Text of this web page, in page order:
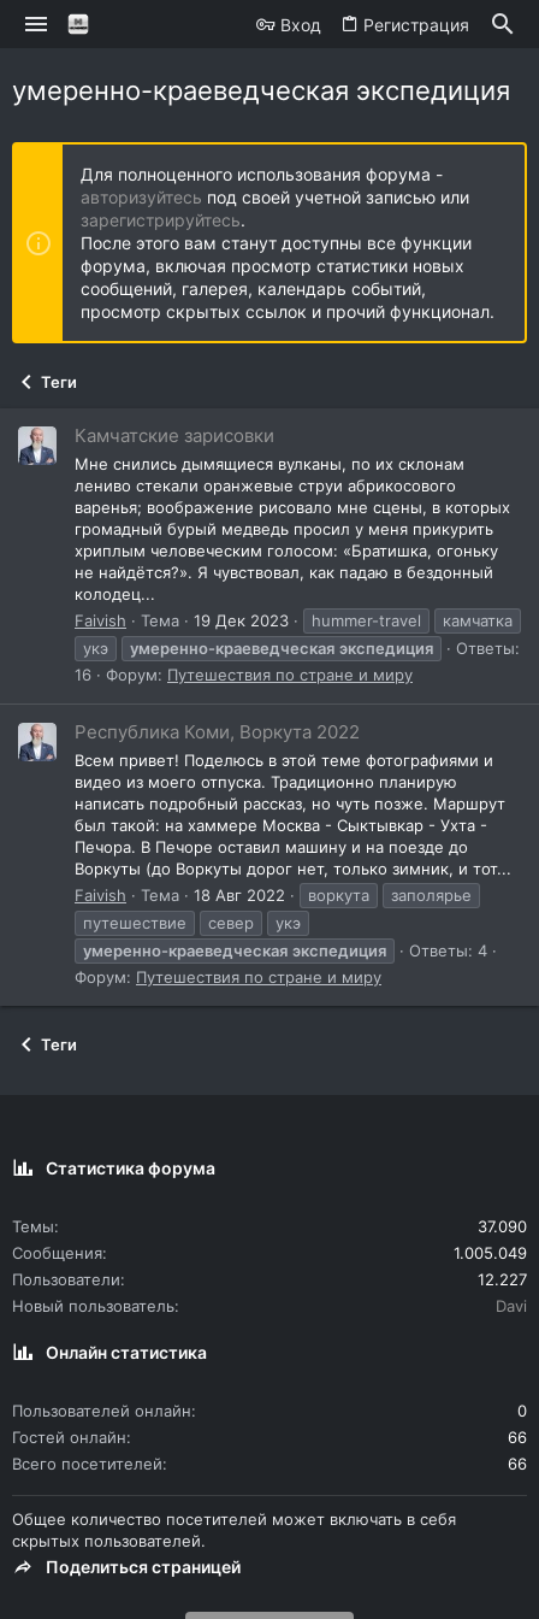
Вход Регистрация
умеренно-краеведческая экспедиция
Для полноценного использования форума -
авторизуйтесь под своей учетной записью или
зарегистрируйтесь.
После этого вам станут доступны все функции
форума, включая просмотр статистики новых
сообщений, галерея, календарь событий,
просмотр скрытых ссылок и прочий функционал.
Теги
Камчатские зарисовки
Мне снились дымящиеся вулканы, по их склонам
лениво стекали оранжевые струи абрикосового
варенья; воображение рисовало мне сцены, в которых
громадный бурый медведь просил у меня прикурить
хриплым человеческим голосом: «Братишка, огоньку
не найдётся?». Я чувствовал, как падаю в бездонный
колодец...
Faivish
Тема 19 Дек 2023 hummer-travel
камчатка
укэ
умеренно-краеведческая экспедиция
Ответы:
16
Форум: Путешествия по стране и миру
Республика Коми, Воркута 2022
Всем привет! Поделюсь в этой теме фотографиями и
видео из моего отпуска. Традиционно планирую
написать подробный рассказ, но чуть позже. Маршрут
был такой: на хаммере Москва - Сыктывкар - Ухта -
Печора. В Печоре оставил машину и на поезде до
Воркуты (до Воркуты дорог нет, только зимник, и тот...
Faivish
Тема 18 Авг 2022 воркута
заполярье
путешествие
север
укэ
умеренно-краеведческая экспедиция
Ответы: 4
Форум: Путешествия по стране и миру
Теги
Статистика форума
Темы
37.090
Сообщения
1.005.049
Пользователи
12.227
Новый пользователь
Davi
Онлайн статистика
Пользователей онлайн
0
Гостей онлайн
66
Всего посетителей
66
Общее количество посетителей может включать в себя
скрытых пользователей.
Поделиться страницей